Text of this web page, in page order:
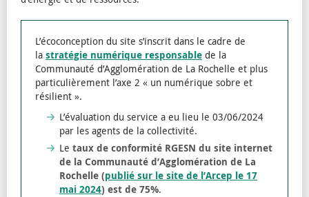
L’écoconception du site s’inscrit dans le cadre de
la stratégie numérique responsable de la
Communauté d’Agglomération de La Rochelle et plus
particulièrement l’axe 2 « un numérique sobre et
résilient ».
L’évaluation du service a eu lieu le 03/06/2024
par les agents de la collectivité.
Le taux de conformité RGESN du site internet
de la Communauté d’Agglomération de La
Rochelle (publié sur le site de l’Arcep le 17
mai 2024) est de 75%.